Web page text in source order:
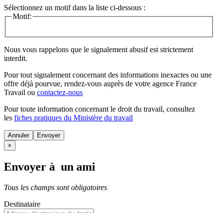
Sélectionnez un motif dans la liste ci-dessous :
Motif:
Nous vous rappelons que le signalement abusif est strictement
interdit.
Pour tout signalement concernant des informations inexactes ou une
offre déjà pourvue, rendez-vous auprès de votre agence France
Travail ou contactez-nous
Pour toute information concernant le droit du travail, consultez
les fiches pratiques du Ministère du travail
Annuler
×
Envoyer à un ami
Tous les champs sont obligatoires
Destinataire